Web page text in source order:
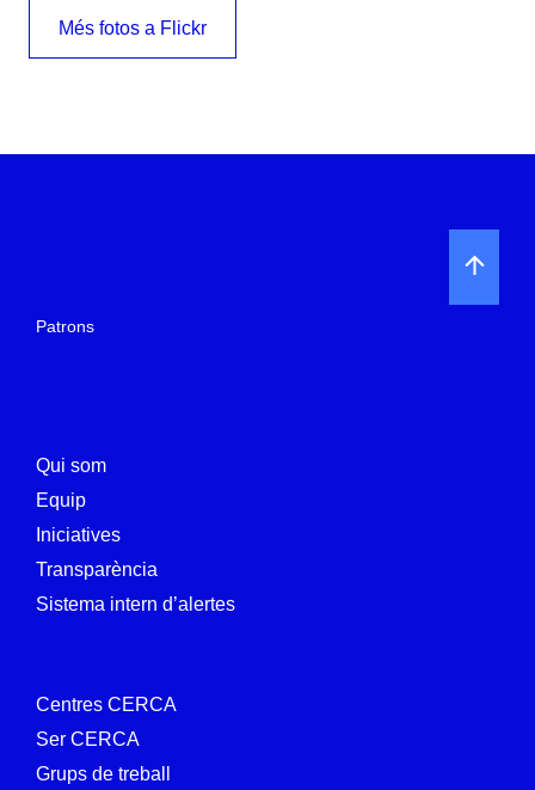
View Photo
IMG_5064
View Photo
IMG_5085
2023
View Photo
Conferència
Més fotos a Flickr
Patrons
Qui som
Equip
Iniciatives
Transparència
Sistema intern d’alertes
Centres CERCA
Ser CERCA
Grups de treball